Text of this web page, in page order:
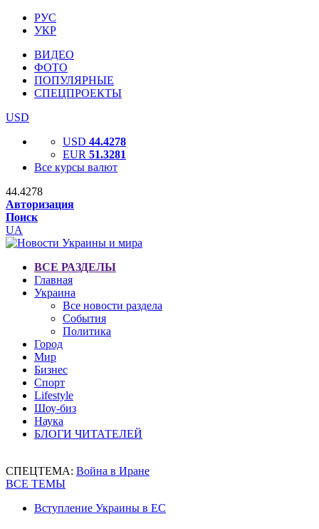
РУС
УКР
ВИДЕО
ФОТО
ПОПУЛЯРНЫЕ
СПЕЦПРОЕКТЫ
USD
USD 44.4278
EUR 51.3281
Все курсы валют
44.4278
Авторизация
Поиск
UA
ВСЕ РАЗДЕЛЫ
Главная
Украина
Все новости раздела
События
Политика
Город
Мир
Бизнес
Спорт
Lifestyle
Шоу-биз
Наука
БЛОГИ ЧИТАТЕЛЕЙ
СПЕЦТЕМА: Война в Иране
ВСЕ ТЕМЫ
Вступление Украины в ЕС